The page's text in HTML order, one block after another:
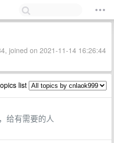
joined on 2021-11-14 16:26:44
list
给有需要的人